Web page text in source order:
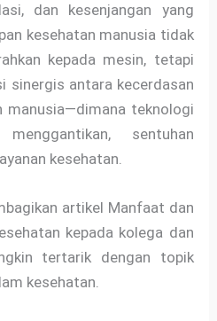
dan kesenjangan yang
kesehatan manusia tidak
kepada mesin, tetapi
sinergis antara kecerdasan
manusia—dimana teknologi
sentuhan
kesehatan.
artikel Manfaat dan
kepada kolega dan
tertarik dengan topik
kesehatan.